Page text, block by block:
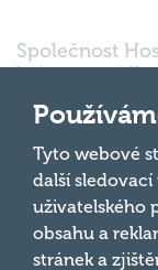
Společnost
kvíz s.r.o.,
602 00 Brno,
03980138, DIČ:
CZ03980138
pod spisovou
a oddílem
Krajského
Brně.
Tyto webové
další
uživatelského
obsahu a
stránek a